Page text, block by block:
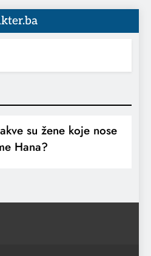
su žene koje nose
Hana?